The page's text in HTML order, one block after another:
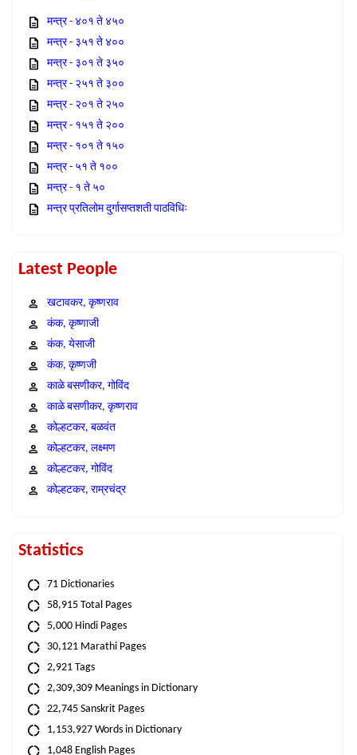
मन्त्र - ४०१ ते ४५०
मन्त्र - ३५१ ते ४००
मन्त्र - ३०१ ते ३५०
मन्त्र - २५१ ते ३००
मन्त्र - २०१ ते २५०
मन्त्र - १५१ ते २००
मन्त्र - १०१ ते १५०
मन्त्र - ५१ ते १००
मन्त्र - १ ते ५०
मन्त्र प्रतिलोम दुर्गासप्तशती पाठविधिः
Latest People
खटावकर, कृष्णराव
कंक, कृष्णाजी
कंक, येसाजी
कंक, कृष्णजी
काळे बसणीकर, गोविंद
काळे बसणीकर, कृष्णराव
कोल्हटकर, बळवंत
कोल्हटकर, लक्ष्मण
कोल्हटकर, गोविंद
कोल्हटकर, राम्रचंद्र
Statistics
71 Dictionaries
58,915 Total Pages
5,000 Hindi Pages
30,121 Marathi Pages
2,921 Tags
2,309,309 Meanings in Dictionary
22,745 Sanskrit Pages
1,153,927 Words in Dictionary
1,048 English Pages